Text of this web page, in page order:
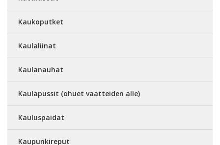
Kaukoputket
Kaulaliinat
Kaulanauhat
Kaulapussit (ohuet vaatteiden alle)
Kauluspaidat
Kaupunkireput